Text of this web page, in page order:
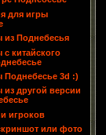
для игры
Поднебесья
китайского
3d :)
другой версии
игроков
или фото